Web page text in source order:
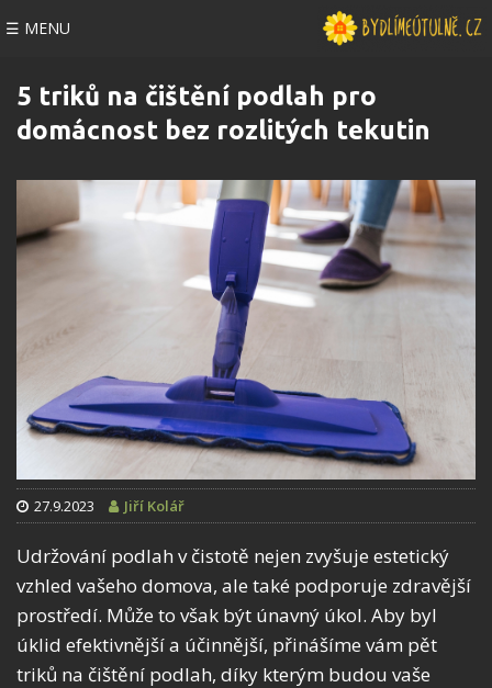
☰ MENU
5 triků na čištění podlah pro
domácnost bez rozlitých tekutin
27.9.2023 Jiří Kolář
Udržování podlah v čistotě nejen zvyšuje estetický
vzhled vašeho domova, ale také podporuje zdravější
prostředí. Může to však být únavný úkol. Aby byl
úklid efektivnější a účinnější, přinášíme vám pět
triků na čištění podlah, díky kterým budou vaše